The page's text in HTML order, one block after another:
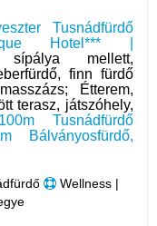
Tusnádfürdő
Hotel*** |
sípálya mellett,
finn fürdő
Étterem,
terasz, játszóhely,
Tusnádfürdő
Bálványosfürdő,
Wellness |